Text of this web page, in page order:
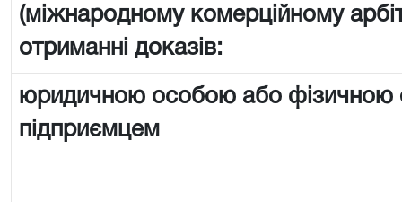
(міжнародному комерційному
отриманні доказів:
юридичною особою або
підприємцем